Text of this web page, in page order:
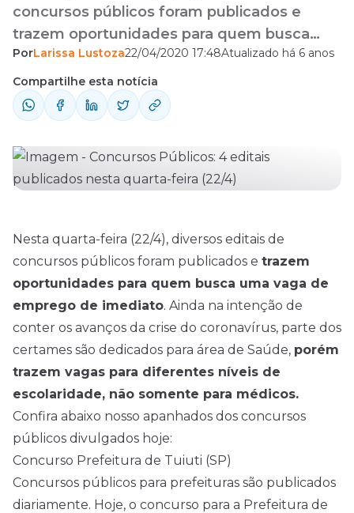
concursos públicos foram publicados e
trazem oportunidades para quem busca
uma vaga de emprego de imediato. Ainda
na intenção de conter os avanços da crise
do coronavírus, parte dos certames são
dedicados para área de Saúde, porém
trazem vagas para diferentes níveis de
escolaridade, não somente para médicos.
Confira ...
PorLarissa Lustoza22/04/2020 17:48Atualizado há 6 anos
Compartilhe esta notícia
Nesta quarta-feira (22/4), diversos editais de
concursos públicos foram publicados e trazem
oportunidades para quem busca uma vaga de
emprego de imediato. Ainda na intenção de
conter os avanços da crise do coronavírus, parte dos
certames são dedicados para área de Saúde, porém
trazem vagas para diferentes níveis de
escolaridade, não somente para médicos.
Confira abaixo nosso apanhados dos concursos
públicos divulgados hoje:
Concurso Prefeitura de Tuiuti (SP)
Concursos públicos para prefeituras são publicados
diariamente. Hoje, o concurso para a Prefeitura de